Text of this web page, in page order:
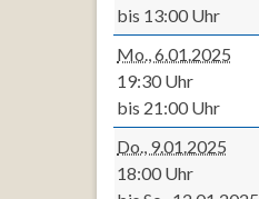
bis 13:00 Uhr
Mo., 6.01.2025
19:30 Uhr
bis 21:00 Uhr
Do., 9.01.2025
18:00 Uhr